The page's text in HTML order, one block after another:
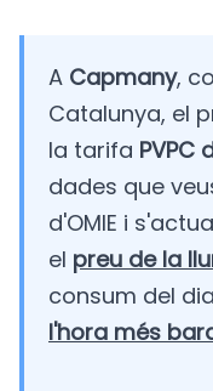
A Capmany,
Catalunya, el
la tarifa PVPC
dades que
d'OMIE i
el preu de la
consum del
l'hora més